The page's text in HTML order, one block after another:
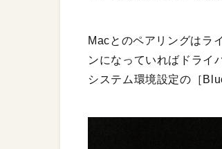
Macとのペアリングはラ
ンになっていればドライ
システム環境設定の［